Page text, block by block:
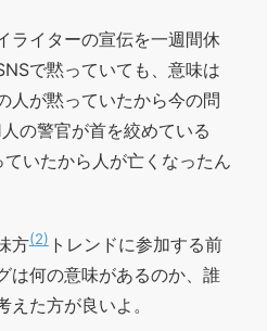
ライターの宣伝を一週間休
で黙っていても、意味は
人が黙っていたから今の問
の警官が首を絞めている
いたから人が亡くなったん
方 2 トレンドに参加する前
は何の意味があるのか、誰
た方が良いよ。